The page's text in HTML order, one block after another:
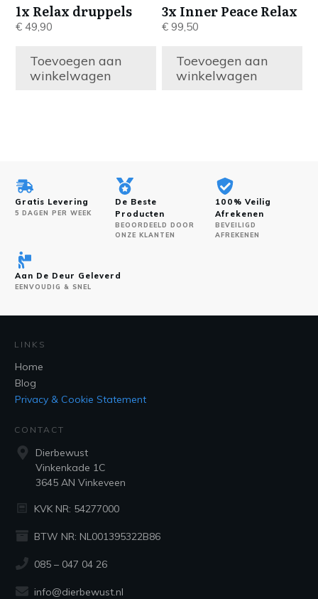
1x Relax druppels
€ 49,90
Toevoegen aan
winkelwagen
3x Inner Peace Relax
€ 99,50
Toevoegen aan
winkelwagen
Gratis Levering
5 DAGEN PER WEEK
De Beste
Producten
BEOORDEELD DOOR
ONZE KLANTEN
100% Veilig
Afrekenen
BEVEILIGD
AFREKENEN
Aan De Deur Geleverd
EENVOUDIG & SNEL
LINKS
Home
Blog
Privacy & Cookie Statement
CONTACT
Dierbewust
Vinkenkade 1C
3645 AN Vinkeveen
KVK NR: 54277000
BTW NR: NL001395322B86
085 – 047 04 26
info@dierbewust.nl